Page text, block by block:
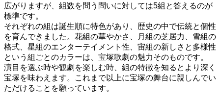
広がりますが、組数を問う問いに対しては5組と答えるのが
標準です。
それぞれの組は誕生順に特色があり、歴史の中で伝統と個性
を育んできました。花組の華やかさ、月組の芝居力、雪組の
格式、星組のエンターテイメント性、宙組の新しさと多様性
という組ごとのカラーは、宝塚歌劇の魅力そのものです。
演目を選ぶ時や観劇を楽しむ時、組の特徴を知るとより深く
宝塚を味わえます。これまで以上に宝塚の舞台に親しんでい
ただけることを願っています。